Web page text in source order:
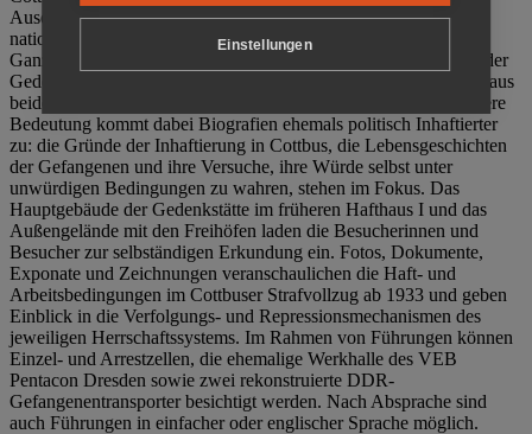
Auseinandersetzung mit politischem Unrecht während der
nationalsozialistischen Terrorherrschaft und der SED-Diktatur.
Ganzjährig zeigen mehrere Dauer- und Sonderausstellungen in der
Gedenkstätte Zuchthaus Cottbus Beispiele politischen Unrechts aus
beiden deutschen Diktaturen des 20. Jahrhunderts. Eine besondere
Bedeutung kommt dabei Biografien ehemals politisch Inhaftierter
zu: die Gründe der Inhaftierung in Cottbus, die Lebensgeschichten
der Gefangenen und ihre Versuche, ihre Würde selbst unter
unwürdigen Bedingungen zu wahren, stehen im Fokus. Das
Hauptgebäude der Gedenkstätte im früheren Hafthaus I und das
Außengelände mit den Freihöfen laden die Besucherinnen und
Besucher zur selbständigen Erkundung ein. Fotos, Dokumente,
Exponate und Zeichnungen veranschaulichen die Haft- und
Arbeitsbedingungen im Cottbuser Strafvollzug ab 1933 und geben
Einblick in die Verfolgungs- und Repressionsmechanismen des
jeweiligen Herrschaftssystems. Im Rahmen von Führungen können
Einzel- und Arrestzellen, die ehemalige Werkhalle des VEB
Pentacon Dresden sowie zwei rekonstruierte DDR-
Gefangenentransporter besichtigt werden. Nach Absprache sind
auch Führungen in einfacher oder englischer Sprache möglich.
Einstellungen